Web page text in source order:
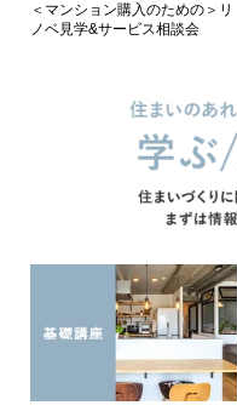
＜マンション購入のための＞リ
ノベ見学&サービス相談会